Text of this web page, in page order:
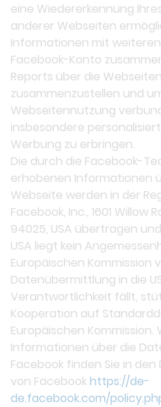
eine Wiedererkennung
anderer Webseiten
Informationen mit
Facebook-Konto
Reports über die
zusammenzustellen und
Webseitennutzung
insbesondere
Werbung zu erbringen.
Die durch die Facebook-
erhobenen Informationen
Webseite werden in der
Facebook, Inc., 1601 Willow
94025, USA übertragen
USA liegt kein
Europäischen Kommission
Datenübermittlung in die
Verantwortlichkeit fällt,
Kooperation auf
Europäischen
Informationen über die
Facebook finden Sie in
von Facebookhttps://de-
de.facebook.com/